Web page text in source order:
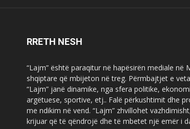
RRETH NESH
“Lajm” është paraqitur në hapësirën mediale
shqiptare që mbijeton në treg. Përmbajtjet e
“Lajm” janë dinamike, nga sfera politike,
argëtuese, sportive, etj.. Falë përkushtimit dhe
me ndikim në vend. “Lajm” zhvillohet
krijuar që të qëndrojë dhe të mbetet një emër i